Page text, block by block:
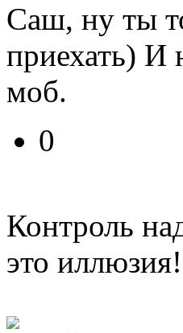
Саш, ну ты
приехать) И
моб.
0
Контроль
это